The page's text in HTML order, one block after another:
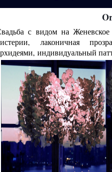
с видом на
лаконичная
индивидуальный